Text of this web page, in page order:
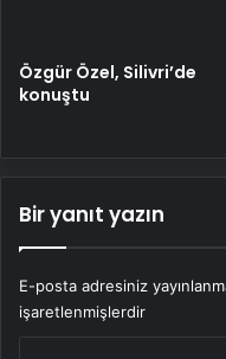
Özgür Özel, Silivri’de
konuştu
Bir yanıt yazın
E-posta adresiniz
işaretlenmişlerdir